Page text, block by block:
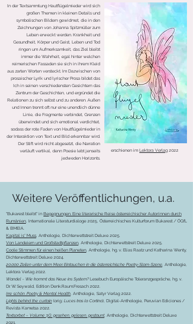
In der Textsammlung Hautflügelmieder wird sich
großen Themen in kleinen Details und
symbolischen Bildern gewidmet, die in den
Zeichnungen von Johanna Spitzmüller zum
Leben erweckt werden. Krankheit und
Gesundheit, Körper und Geist, Leben und Tod
ringen um Aufmerksamkeit, das Ziel bleibt
immer die Wahrheit, egal hinter welchen
reimerischen Fassaden sie sich in ihrem Kleid
aus zarten Worten versteckt. Im Dazwischen von
prosaischer Lyrik und lyrischer Prosa bildet das
Ich in seinen verschiedensten Gesichtern das
Zentrum der Geschichten, und ergründet die
Relationen zu sich selbst und zu anderen. Außen
und Innen trennt oft nur eine unendlich dünne
Linie, die Fragmente verbindet, Grenzen
überwindet und sich emotional verdichtet,
sodass der rote Faden von Hautflügelmieder in
der Interaktion von Text und Bild erkennbar wird.
Der Stift wird nicht abgesetzt, die Narration
verläuft vertikal, denn Poesie lebt jenseits
jedweden Horizonts.
erschienen im Lektora Verlag 2022
Weitere Veröffentlichungen, u.a.
"Bukarest bleibt" in Begegnungen. Eine literarische Reise österreichischer Autor:innen durch
Rumänien, Internationale Literaturdialoge 2025, Österreichisches Kulturforum Bukarest / ÖGfL
& BMEIA.
Kapital is* Muss, Anthologie, Dichterwettstreit Deluxe 2025.
Von Landeiern und Großstadtpflanzen, Anthologie, Dichterwettstreit Deluxe 2025.
Coole Stimmen für einen heißen Planeten, Anthologie, hg. v. Elias Raatz und Katharina Wenty,
Dichterwettstreit Deluxe 2024.
20.000 Zeilen unter dem Meer. Eintauchen in die österreichische Poetry-Slam-Szene, Anthologie,
Lektora Verlag 2022.
Wandel - Wie kommt das Neue ins System?Lesebuch Europäische Toleranzgespräche, hg. v.
Dr. W. Seywald, Edition Denk.Raum.Fresach 2022.
Irre schön. Poetry & Mental Health, Anthologie, Satyr Verlag 2022.
Lights behind the curtain (orig.: Luces tras la Cortina), Digital-Anthologie, Peruvian Ediciones /
Revista Kametsa 2022.
Textsorbet – Volume 3G: gesehen, gelesen, gestaunt, Anthologie, Dichterwettstreit Deluxe
2021.